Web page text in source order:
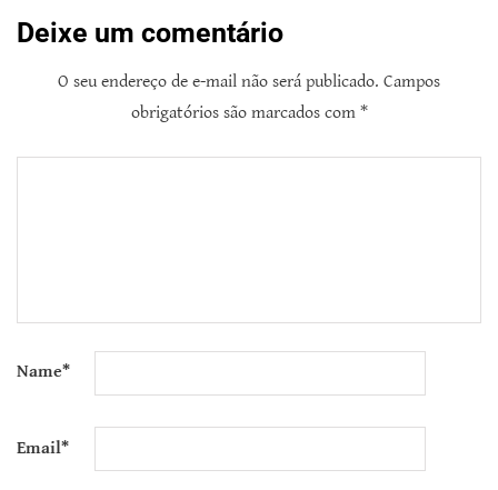
Deixe um comentário
O seu endereço de e-mail não será publicado. Campos
obrigatórios são marcados com *
Name*
Email*